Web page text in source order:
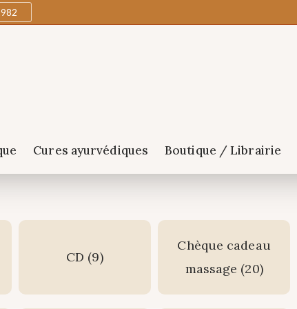
Cures ayurvédiques Boutique / Librairie
CD (9)
Chèque cadeau
massage (20)